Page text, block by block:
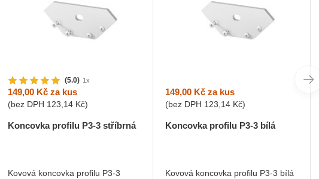
(5.0) 1x
149,00 Kč za kus
(bez DPH 123,14 Kč)
Koncovka profilu P3-3 stříbrná
Kovová koncovka profilu P3-3
149,00 Kč za kus
(bez DPH 123,14 Kč)
Koncovka profilu P3-3 bílá
Kovová koncovka profilu P3-3 bílá